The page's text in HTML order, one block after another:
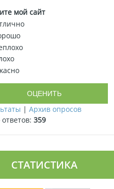
мой сайт
| Архив опросов
ответов: 359
СТАТИСТИКА